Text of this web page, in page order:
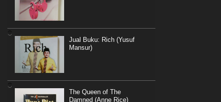
Jual Buku: Rich (Yusuf
Mansur)
The Queen of The
Damned (Anne Rice)